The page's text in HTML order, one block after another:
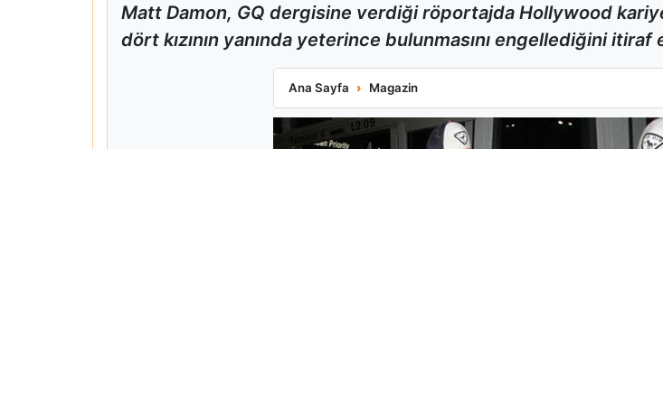
Matt Damon, GQ dergisine verdiği röportajda Hollywood
dört kızının yanında yeterince bulunmasını engellediğini itiraf
Ana Sayfa Magazin
Matt Damon Babalık Pişmanlığını İtiraf Etti